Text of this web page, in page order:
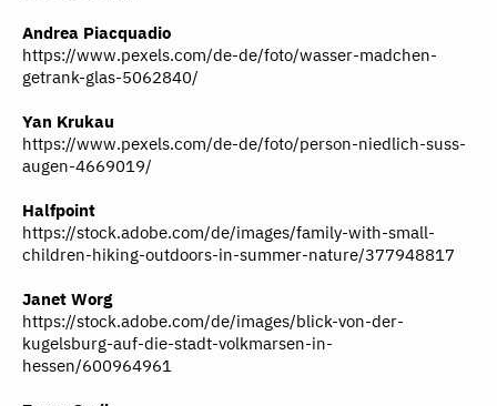
Andrea Piacquadio
https://www.pexels.com/de-de/foto/wasser-madchen-
getrank-glas-5062840/
Yan Krukau
https://www.pexels.com/de-de/foto/person-niedlich-suss-
augen-4669019/
Halfpoint
https://stock.adobe.com/de/images/family-with-small-
children-hiking-outdoors-in-summer-nature/377948817
Janet Worg
https://stock.adobe.com/de/images/blick-von-der-
kugelsburg-auf-die-stadt-volkmarsen-in-
hessen/600964961